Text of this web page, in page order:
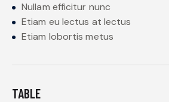
Nullam efficitur nunc
Etiam eu lectus at lectus
Etiam lobortis metus
TABLE